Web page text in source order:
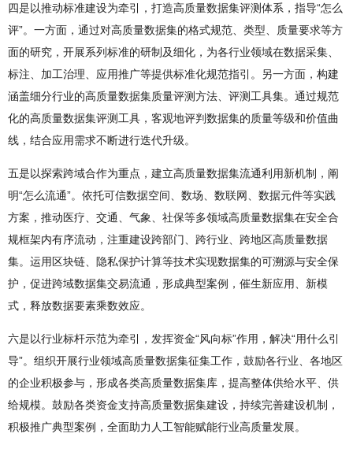
四是以推动标准建设为牵引，打造高质量数据集评测体系，指导“怎么
评”。一方面，通过对高质量数据集的格式规范、类型、质量要求等方
面的研究，开展系列标准的研制及细化，为各行业领域在数据采集、
标注、加工治理、应用推广等提供标准化规范指引。另一方面，构建
涵盖细分行业的高质量数据集质量评测方法、评测工具集。通过规范
化的高质量数据集评测工具，客观地评判数据集的质量等级和价值曲
线，结合应用需求不断进行迭代升级。
五是以探索跨域合作为重点，建立高质量数据集流通利用新机制，阐
明“怎么流通”。依托可信数据空间、数场、数联网、数据元件等实践
方案，推动医疗、交通、气象、社保等多领域高质量数据集在安全合
规框架内有序流动，注重建设跨部门、跨行业、跨地区高质量数据
集。运用区块链、隐私保护计算等技术实现数据集的可溯源与安全保
护，促进跨域数据集交易流通，形成典型案例，催生新应用、新模
式，释放数据要素乘数效应。
六是以行业标杆示范为牵引，发挥资金“风向标”作用，解决“用什么引
导”。组织开展行业领域高质量数据集征集工作，鼓励各行业、各地区
的企业积极参与，形成各类高质量数据集库，提高整体供给水平、供
给规模。鼓励各类资金支持高质量数据集建设，持续完善建设机制，
积极推广典型案例，全面助力人工智能赋能行业高质量发展。